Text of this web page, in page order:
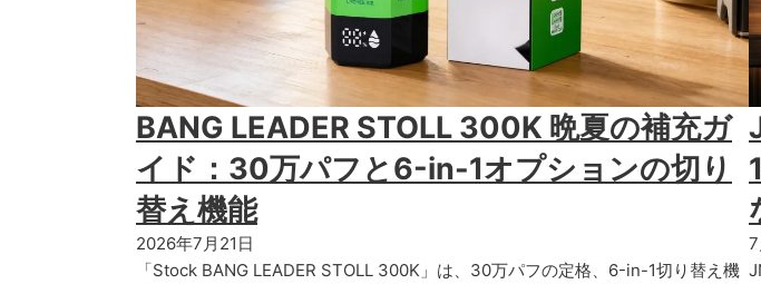
BANG LEADER STOLL 300K 晩夏の補充ガ
イド：30万パフと6-in-1オプションの切り
替え機能
2026年7月21日
「Stock BANG LEADER STOLL 300K」は、30万パフの定格、6-in-1切り替え機